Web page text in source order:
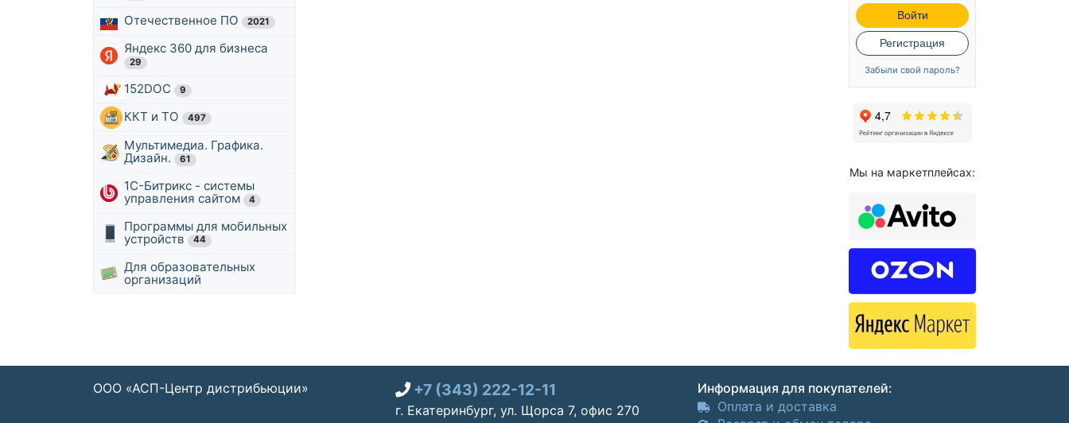
Отечественное ПО 2021
Яндекс 360 для бизнеса
29
152DOC 9
ККТ и ТО 497
Мультимедиа. Графика.
Дизайн.
61
1С-Битрикс - системы
управления сайтом
4
Программы для мобильных
устройств
44
Для образовательных
организаций
Войти
Регистрация
Забыли свой пароль?
Мы на маркетплейсах:
ООО «АСП-Центр дистрибьюции» +7 (343) 222-12-11
г. Екатеринбург, ул. Щорса 7, офис 270
Информация для покупателей:
Оплата и доставка